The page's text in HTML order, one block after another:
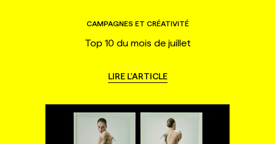
CAMPAGNES ET CRÉATIVITÉ
Top 10 du mois de juillet
LIRE L'ARTICLE